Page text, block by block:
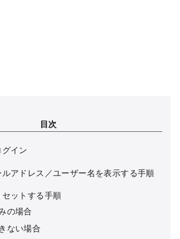
目次
イン
アドレス／ユーザー名を表示する手順
ットする手順
の場合
ない場合